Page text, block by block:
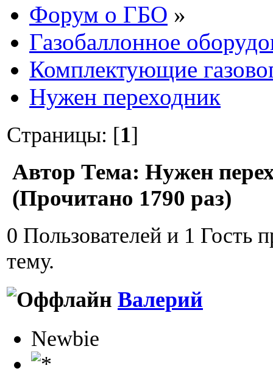
Форум о ГБО »
Газобаллонное
Комплектующие
Нужен переходник
Страницы: [1]
Автор Тема: Нужен
(Прочитано 1790 раз)
0 Пользователей и 1 Гость
тему.
Валерий
Newbie